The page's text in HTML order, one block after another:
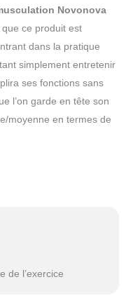
Novonova
que ce produit est
dans la pratique
simplement entretenir
ses fonctions sans
l’on garde en tête son
moyenne en termes de
de l’exercice